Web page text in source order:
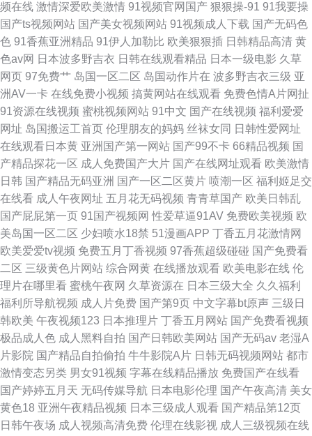
超碰97人人操 91工厂小视频 国产精品欧美亚洲国产
频在线 激情深爱欧美激情 91视频官网国产 狠狠操-91 91我要操
国产ts视频网站 国产美女视频网站 91视频成人下载 国产无码色
色 91香蕉亚洲精品 91伊人加勒比 欧美狠狠插 日韩精品高清 黄
色av网 日本波多野吉衣 日韩在线观看精品 日本一级电影 久草
网页 97免费艹 岛国一区二区 岛国动作片在 波多野吉衣三级 亚
洲AV一卡 在线免费小视频 搞黄网站在线观看 免费色情A片网扯
91资源在线视频 蜜桃视频网站 91中文 国产在线视频 福利爱爱
网址 岛国搬运工首页 伦理朋友的妈妈 丝袜女同 日韩性爱网址
在线观看日本黄 亚洲国产第一网站 国产99不卡 66精品视频 国
产精品探花一区 成人免费国产大片 国产在线网址观看 欧美激情
日韩 国产精品无码亚洲 国产一区二区黄片 喷潮一区 福利姬足交
在线看 成人午夜网址 五月花无码视频 青青草国产 欧美日韩乱
国产屁屁第一页 91国产视频网 性爱草逼91AV 免费欧美视频 欧
美岛国一区二区 少妇喷水18禁 51漫画APP 丁香五月花激情网
欧美爱爱tv视频 免费五月丁香视频 97香蕉超级碰碰 国产免费看
二区 三级黄色片网站 综合网黄 在线播放观看 欧美电影在线 伦
理片在哪里看 蜜桃午夜网 久草资源在 日本三级大全 久久福利
福利所导航视频 成人片免费 国产第9页 中文字幕bt原声 三级日
韩欧美 午夜视频123 日本推理片 丁香五月网站 国产免费看视频
极品成人色 成人黑料自拍 国产日韩欧美网站 国产无码av 老湿A
片影院 国产精品自拍偷拍 牛牛影院A片 日韩无码视频网站 都市
激情变态另类 男女91视频 字幕在线精品播放 免费国产在线看
国产婷婷五月天 无码传媒导航 日本电影伦理 国产午夜高清 美女
黄色18 亚洲午夜精品视频 日本三级成人观看 国产精品第12页
日韩午夜场 成人视频高清免费 伦理在线影视 成人三级视频在线